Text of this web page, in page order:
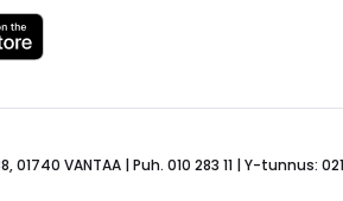
01740 VANTAA | Puh. 010 283 11 | Y-tunnus: